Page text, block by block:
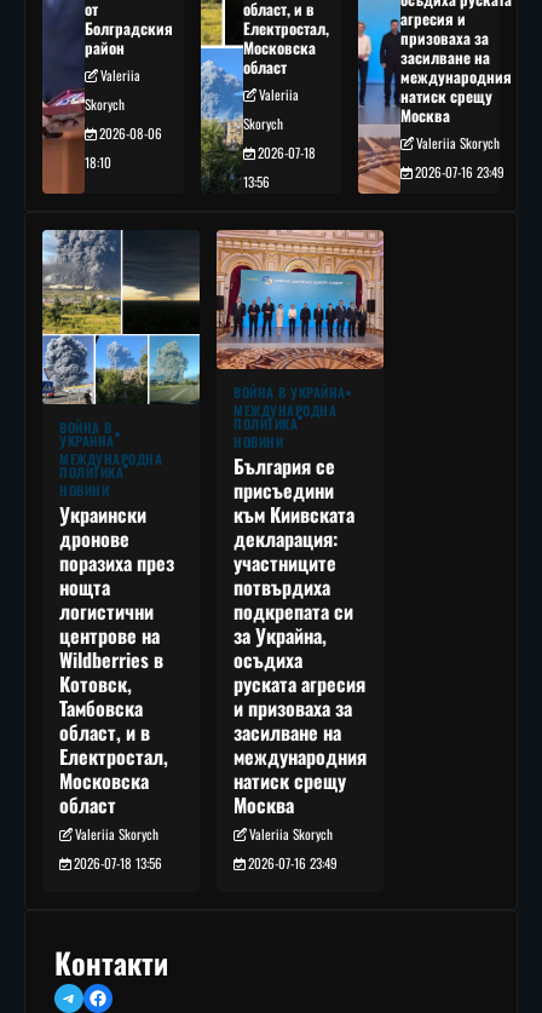
от
Болградския
район
Valeriia
Skorych
2026-08-06
18:10
област, и в
Електростал,
Московска
област
Valeriia
Skorych
2026-07-18
13:56
агресия и
призоваха за
засилване на
международния
натиск срещу
Москва
Valeriia Skorych
2026-07-16 23:49
ВОЙНА В
УКРАЙНА
МЕЖДУНАРОДНА
ПОЛИТИКА
НОВИНИ
Украински
дронове
поразиха през
нощта
логистични
центрове на
Wildberries в
Котовск,
Тамбовска
област, и в
Електростал,
Московска
област
Valeriia Skorych
2026-07-18 13:56
ВОЙНА В УКРАЙНА
МЕЖДУНАРОДНА
ПОЛИТИКА
НОВИНИ
България се
присъедини
към Киивската
декларация:
участниците
потвърдиха
подкрепата си
за Украйна,
осъдиха
руската агресия
и призоваха за
засилване на
международния
натиск срещу
Москва
Valeriia Skorych
2026-07-16 23:49
Контакти
TelegramFacebook